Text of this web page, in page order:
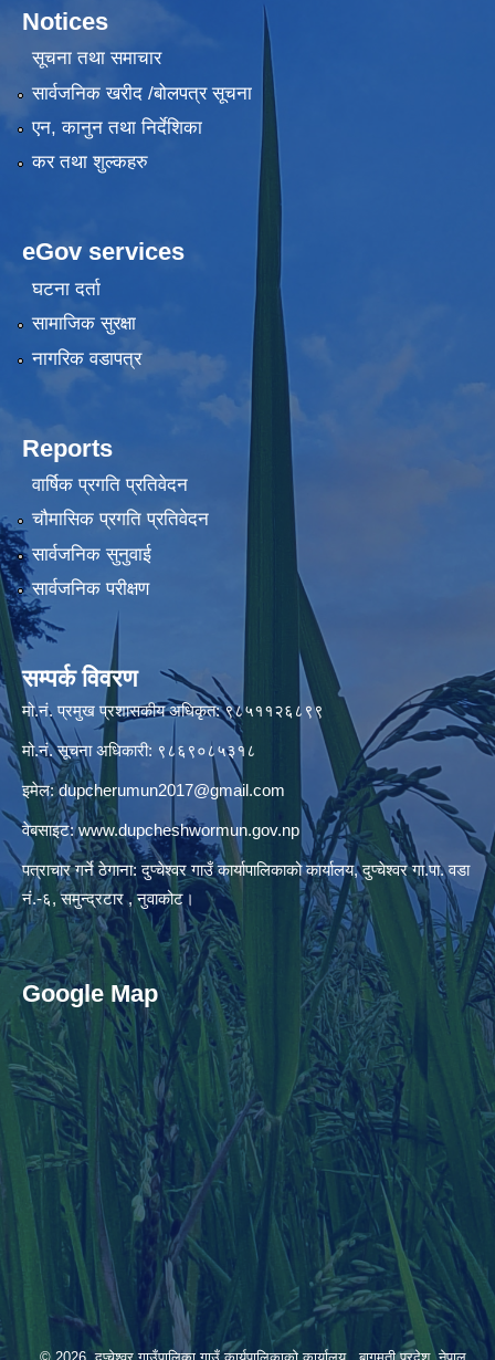
Notices
सूचना तथा समाचार
सार्वजनिक खरीद /बोलपत्र सूचना
एन, कानुन तथा निर्देशिका
कर तथा शुल्कहरु
eGov services
घटना दर्ता
सामाजिक सुरक्षा
नागरिक वडापत्र
Reports
वार्षिक प्रगति प्रतिवेदन
चौमासिक प्रगति प्रतिवेदन
सार्वजनिक सुनुवाई
सार्वजनिक परीक्षण
सम्पर्क विवरण
मो.नं. प्रमुख प्रशासकीय अधिकृत: ९८५११२६८९९
मो.नं. सूचना अधिकारी: ९८६९०८५३१८
इमेल:dupcherumun2017@gmail.com
वेबसाइट:www.dupcheshwormun.gov.np
पत्राचार गर्ने ठेगाना: दुप्चेश्वर गाउँ कार्यापालिकाको कार्यालय, दुप्चेश्वर गा.पा. वडा
नं.-६, समुन्द्रटार , नुवाकोट।
Google Map